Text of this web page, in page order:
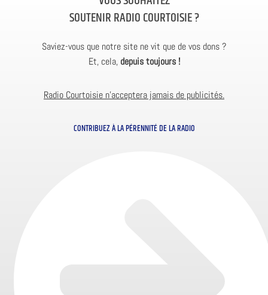
SOUTENIR RADIO COURTOISIE ?
Saviez-vous que notre site ne vit que de vos dons ?
Et, cela, depuis toujours !
Radio Courtoisie n’acceptera jamais de publicités.
CONTRIBUEZ À LA PÉRENNITÉ DE LA RADIO